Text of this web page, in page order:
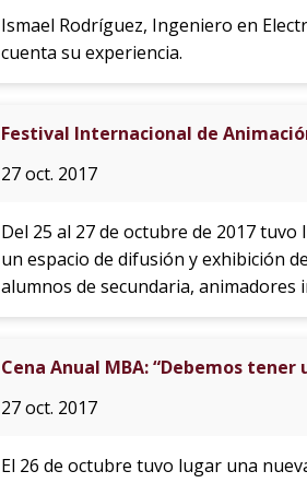
Ismael Rodríguez, Ingeniero en
cuenta su experiencia.
Festival Internacional de
27 oct. 2017
Del 25 al 27 de octubre de 2017
un espacio de difusión y exhibición
alumnos de secundaria,
Cena Anual MBA: “Debemos tener
27 oct. 2017
El 26 de octubre tuvo lugar una